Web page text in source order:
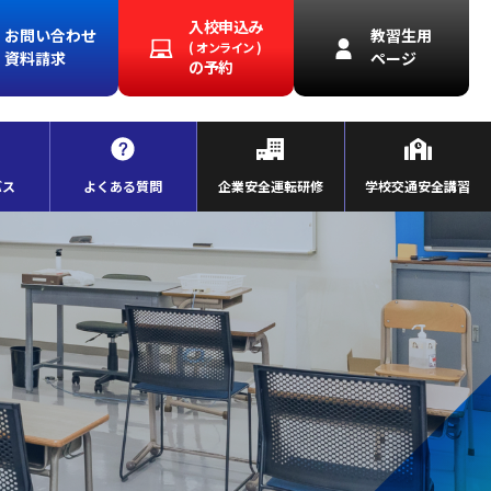
お問い合わせ
資料請求
入校申込み
( オンライン )
の予約
教習生用
ページ
よくある質問 企業安全運転研修 学校交通安全講習